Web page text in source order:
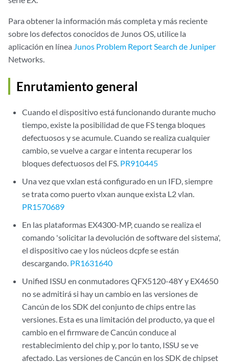
Para obtener la información más completa y más reciente
sobre los defectos conocidos de Junos OS, utilice la
aplicación en línea Junos Problem Report Search de Juniper
Networks.
Enrutamiento general
Cuando el dispositivo está funcionando durante mucho
tiempo, existe la posibilidad de que FS tenga bloques
defectuosos y se acumule. Cuando se realiza cualquier
cambio, se vuelve a cargar e intenta recuperar los
bloques defectuosos del FS. PR910445
Una vez que vxlan está configurado en un IFD, siempre
se trata como puerto vlxan aunque exista L2 vlan.
PR1570689
En las plataformas EX4300-MP, cuando se realiza el
comando 'solicitar la devolución de software del sistema',
el dispositivo cae y los núcleos dcpfe se están
descargando. PR1631640
Unified ISSU en conmutadores QFX5120-48Y y EX4650
no se admitirá si hay un cambio en las versiones de
Cancún de los SDK del conjunto de chips entre las
versiones. Esta es una limitación del producto, ya que el
cambio en el firmware de Cancún conduce al
restablecimiento del chip y, por lo tanto, ISSU se ve
afectado. Las versiones de Cancún en los SDK de chipset